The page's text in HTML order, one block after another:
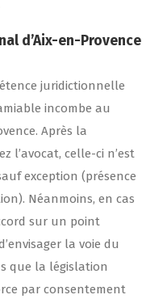
d’Aix-en-Provence
juridictionnelle
incombe au
Après la
l’avocat, celle-ci n’est
exception (présence
Néanmoins, en cas
sur un point
la voie du
que la législation
par consentement